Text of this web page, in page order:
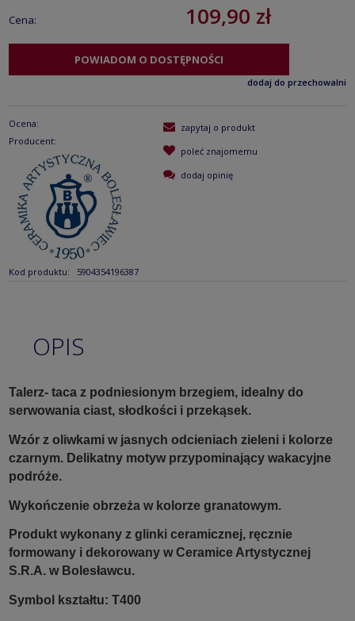
Cena: 109,90 zł
POWIADOM O DOSTĘPNOŚCI
dodaj do przechowalni
Ocena:
Producent:
Kod produktu: 5904354196387
zapytaj o produkt
poleć znajomemu
dodaj opinię
OPIS
Talerz- taca z podniesionym brzegiem, idealny do
serwowania ciast, słodkości i przekąsek.
Wzór z oliwkami w jasnych odcieniach zieleni i kolorze
czarnym. Delikatny motyw przypominający wakacyjne
podróże.
Wykończenie obrzeża w kolorze granatowym.
Produkt wykonany z glinki ceramicznej, ręcznie
formowany i dekorowany w Ceramice Artystycznej
S.R.A. w Bolesławcu.
Symbol kształtu: T400